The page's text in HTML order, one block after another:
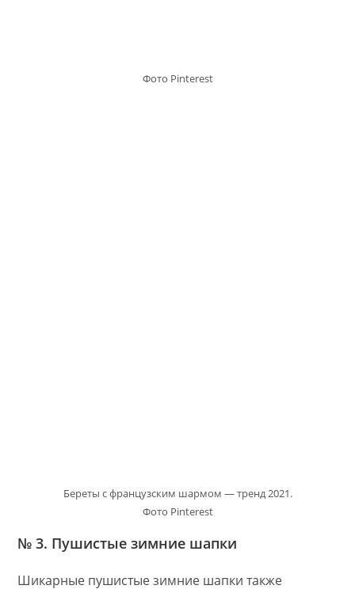
Фото Pinterest
Береты с французским шармом — тренд 2021.
Фото Pinterest
№ 3. Пушистые зимние шапки
Шикарные пушистые зимние шапки также